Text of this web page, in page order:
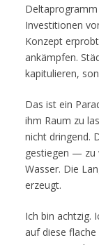
Investitionen
Konzept
ankämpfen.
kapitulieren,
Das ist ein
ihm Raum zu
nicht dringend.
gestiegen — zu
Wasser. Die
erzeugt.
Ich bin achtzig.
auf diese